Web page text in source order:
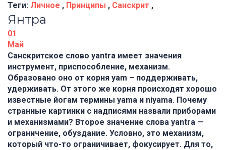
Теги: Личное , Принципы , Санскрит ,
Янтра
01
Май
Санскритское слово yantra имеет значения
инструмент, приспособление, механизм.
Образовано оно от корня yam – поддерживать,
удерживать. От этого же корня происходят хорошо
известные йогам термины yama и niyama. Почему
странные картинки с надписями назвали приборами
и механизмами? Второе значение слова yantra —
ограничение, обуздание. Условно, это механизм,
который что-то ограничивает, фокусирует. Для то,